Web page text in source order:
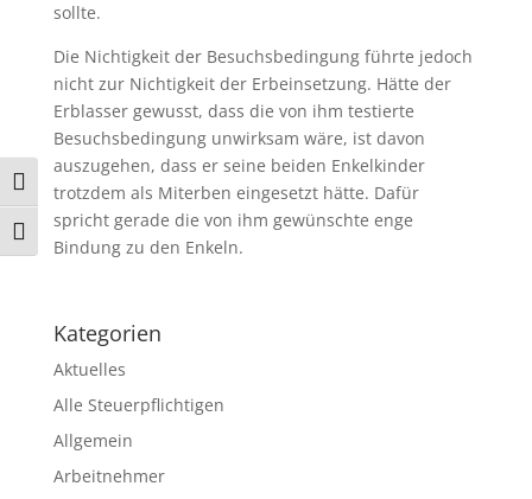
Umschalten auf hohe Kontraste
Schrift vergrößern
sollte.
Die Nichtigkeit der Besuchsbedingung führte jedoch
nicht zur Nichtigkeit der Erbeinsetzung. Hätte der
Erblasser gewusst, dass die von ihm testierte
Besuchsbedingung unwirksam wäre, ist davon
auszugehen, dass er seine beiden Enkelkinder
trotzdem als Miterben eingesetzt hätte. Dafür
spricht gerade die von ihm gewünschte enge
Bindung zu den Enkeln.
Kategorien
Aktuelles
Alle Steuerpflichtigen
Allgemein
Arbeitnehmer